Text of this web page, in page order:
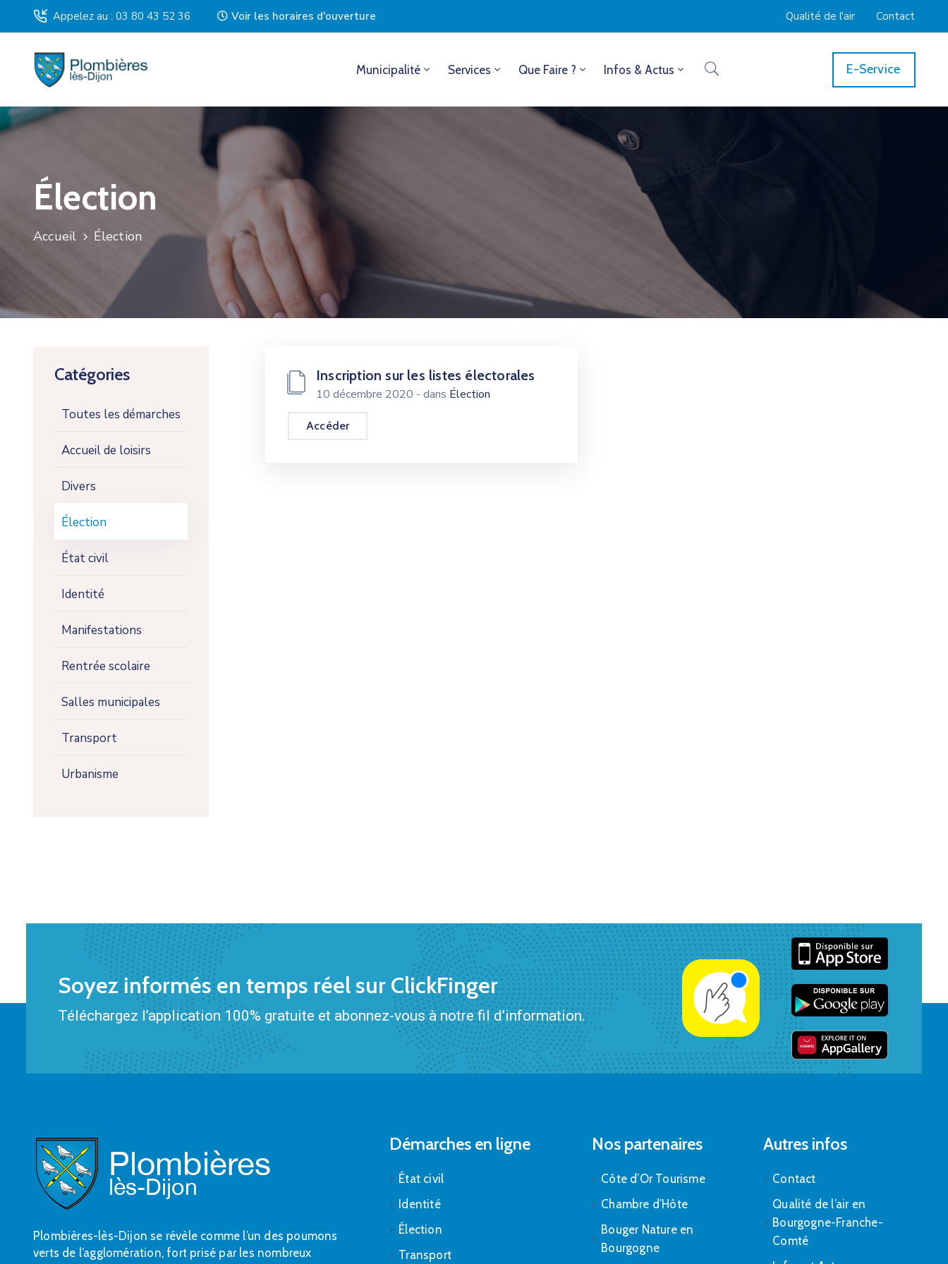
Appelez au : 03 80 43 52 36 Voir les horaires d'ouverture Qualité de l'air Contact
Municipalité Services Que Faire ? Infos & Actus E-Service
Élection
Accueil Élection
Catégories
Toutes les démarches
Accueil de loisirs
Divers
Élection
État civil
Identité
Manifestations
Rentrée scolaire
Salles municipales
Transport
Urbanisme
Inscription sur les listes électorales
10 décembre 2020 - dans Élection
Accéder
Soyez informés en temps réel sur ClickFinger
Téléchargez l’application 100% gratuite et abonnez-vous à notre fil d’information.
Plombières-lès-Dijon se révèle comme l’un des poumons
verts de l’agglomération, fort prisé par les nombreux
Démarches en ligne
État civil
Identité
Élection
Transport
Nos partenaires
Côte d’Or Tourisme
Chambre d’Hôte
Bouger Nature en
Bourgogne
Autres infos
Contact
Qualité de l’air en
Bourgogne-Franche-
Comté